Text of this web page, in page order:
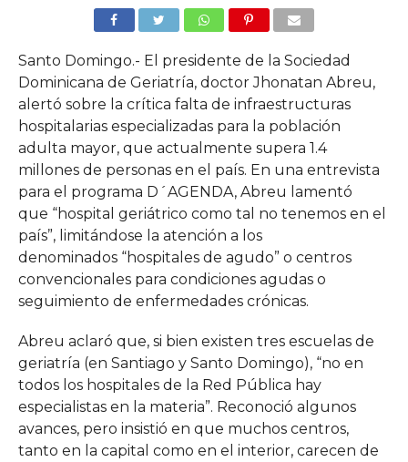
Santo Domingo.- El presidente de la Sociedad
Dominicana de Geriatría, doctor Jhonatan Abreu,
alertó sobre la crítica falta de infraestructuras
hospitalarias especializadas para la población
adulta mayor, que actualmente supera 1.4
millones de personas en el país. En una entrevista
para el programa D´AGENDA, Abreu lamentó
que “hospital geriátrico como tal no tenemos en el
país”, limitándose la atención a los
denominados “hospitales de agudo” o centros
convencionales para condiciones agudas o
seguimiento de enfermedades crónicas.
Abreu aclaró que, si bien existen tres escuelas de
geriatría (en Santiago y Santo Domingo), “no en
todos los hospitales de la Red Pública hay
especialistas en la materia”. Reconoció algunos
avances, pero insistió en que muchos centros,
tanto en la capital como en el interior, carecen de